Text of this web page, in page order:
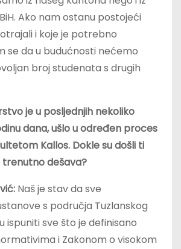
Ako nam ostanu postojeći
i koje je potrebno
se da u budućnosti nećemo
broj studenata s drugih
je u posljednjih nekoliko
dana, ušlo u određen proces
Kallos. Dokle su došli ti
trenutno dešava?
Naš je stav da sve
s područja Tuzlanskog
ispuniti sve što je definisano
i Zakonom o visokom